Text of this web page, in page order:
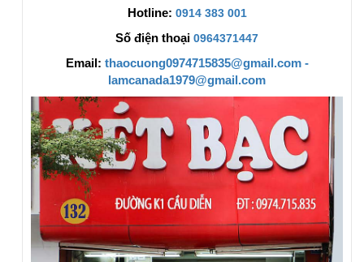
Hotline: 0914 383 001
Số điện thoại 0964371447
Email: thaocuong0974715835@gmail.com -
lamcanada1979@gmail.com